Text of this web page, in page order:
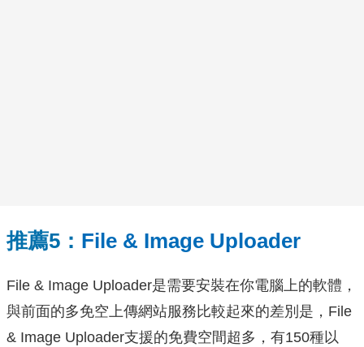
推薦5： File & Image Uploader
File & Image Uploader是需要安裝在你電腦上的軟體，
與前面的多免空上傳網站服務比較起來的差別是，File
& Image Uploader支援的免費空間超多，有150種以